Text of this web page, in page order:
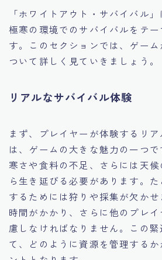
「ホワイトアウト・サバイバル」
極寒の環境でのサバイバルをテ
す。このセクションでは、ゲー
ついて詳しく見ていきましょう。
リアルなサバイバル体験
まず、プレイヤーが体験するリ
は、ゲームの大きな魅力の一つで
寒さや食料の不足、さらには天
ら生き延びる必要があります。
するためには狩りや採集が欠か
時間がかかり、さらに他のプレ
慮しなければなりません。この
て、どのように資源を管理する